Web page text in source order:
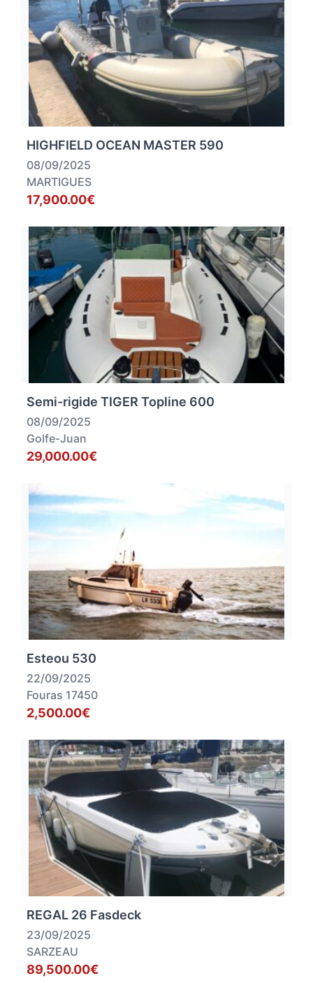
HIGHFIELD OCEAN MASTER 590
08/09/2025
MARTIGUES
17,900.00€
Semi-rigide TIGER Topline 600
08/09/2025
Golfe-Juan
29,000.00€
Esteou 530
22/09/2025
Fouras 17450
2,500.00€
REGAL 26 Fasdeck
23/09/2025
SARZEAU
89,500.00€